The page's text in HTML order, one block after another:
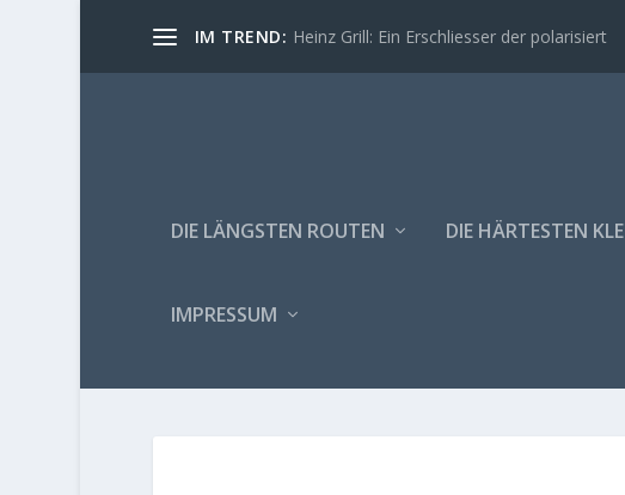
IM TREND: Heinz Grill: Ein Erschliesser der polarisiert
DIE LÄNGSTEN ROUTEN DIE HÄRTESTEN
IMPRESSUM